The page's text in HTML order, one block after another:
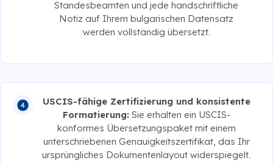
Standesbeamten und jede handschriftliche
Notiz auf Ihrem bulgarischen Datensatz
werden vollständig übersetzt.
USCIS-fähige Zertifizierung und konsistente
Formatierung: Sie erhalten ein USCIS-
konformes Übersetzungspaket mit einem
unterschriebenen Genauigkeitszertifikat, das Ihr
ursprüngliches Dokumentenlayout widerspiegelt.